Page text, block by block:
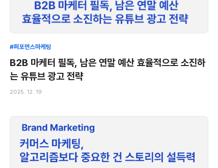
#퍼포먼스마케팅
B2B 마케터 필독, 남은 연말 예산 효율적으로 소진하
는 유튜브 광고 전략
2025. 12. 19